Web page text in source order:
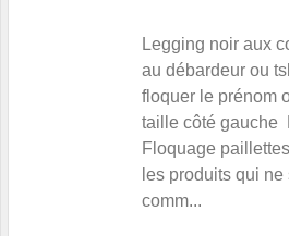
Legging noir aux
au débardeur ou
floquer le prénom
taille côté gauche
Floquage
les produits qui
comm...